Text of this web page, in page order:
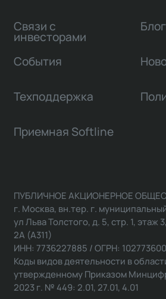
Связи с
инвесторами
Блог
События
Техподдержка
Приемная Softline
ПУБЛИЧНОЕ АКЦИОНЕРНОЕ
г. Москва, вн.тер. г.
ул Льва Толстого, д. 5, стр. 1,
2А (А311)
ИНН: 7736227885 / ОГРН:
Коды видов деятельности в
утвержденному Приказом
2023 г. № 449: 2.01, 27.01, 4.01